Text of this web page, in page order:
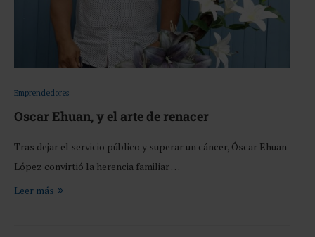
Emprendedores
Oscar Ehuan, y el arte de renacer
Tras dejar el servicio público y superar un cáncer, Óscar Ehuan
López convirtió la herencia familiar …
Leer más